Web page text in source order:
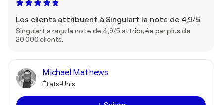
Les clients attribuent à Singulart la note de 4,9/5
Singulart a reçu la note de 4,9/5 attribuée par plus de
20 000 clients.
Michael Mathews
États-Unis